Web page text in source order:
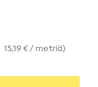
15,19 € / metriä)